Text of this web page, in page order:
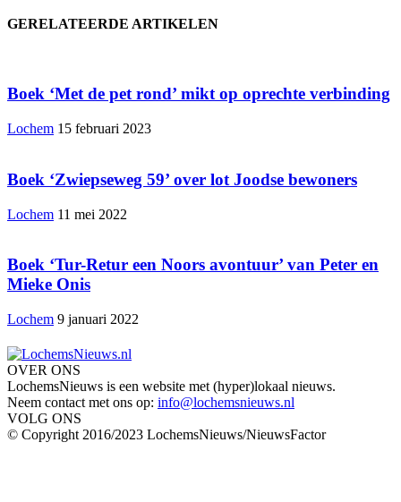
GERELATEERDE ARTIKELEN
Boek ‘Met de pet rond’ mikt op oprechte verbinding
Lochem 15 februari 2023
Boek ‘Zwiepseweg 59’ over lot Joodse bewoners
Lochem 11 mei 2022
Boek ‘Tur-Retur een Noors avontuur’ van Peter en
Mieke Onis
Lochem 9 januari 2022
OVER ONS
LochemsNieuws is een website met (hyper)lokaal nieuws.
Neem contact met ons op: info@lochemsnieuws.nl
VOLG ONS
© Copyright 2016/2023 LochemsNieuws/NieuwsFactor